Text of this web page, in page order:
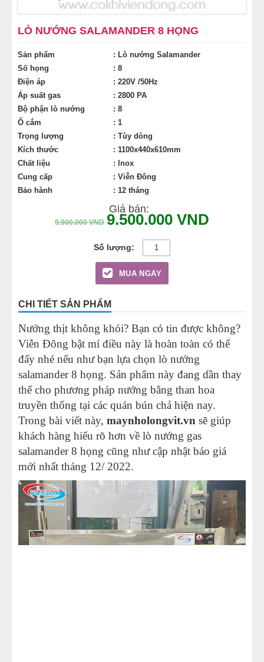
LÒ NƯỚNG SALAMANDER 8 HỌNG
Sản phẩm
: Lò nướng Salamander
Số họng
: 8
Điện áp
: 220V /50Hz
Áp suất gas
: 2800 PA
Bộ phận lò nướng
: 8
Ổ cắm
: 1
Trọng lượng
: Tùy dòng
Kích thước
: 1100x440x610mm
Chất liệu
: Inox
Cung cấp
: Viễn Đông
Bảo hành
: 12 tháng
Giá bán:
9.900.000VND 9.500.000 VND
MUA NGAY
CHI TIẾT SẢN PHẨM
Nướng thịt không khói? Bạn có tin được không?
Viễn Đông bật mí điều này là hoàn toàn có thể
đấy nhé nếu như bạn lựa chọn lò nướng
salamander 8 họng. Sản phẩm này đang dần thay
thế cho phương pháp nướng bằng than hoa
truyền thống tại các quán bún chả hiện nay.
Trong bài viết này, maynholongvit.vn sẽ giúp
khách hàng hiểu rõ hơn về lò nướng gas
salamander 8 họng cũng như cập nhật báo giá
mới nhất tháng 12/ 2022.
MÁY CHẾ BIẾN THỊT